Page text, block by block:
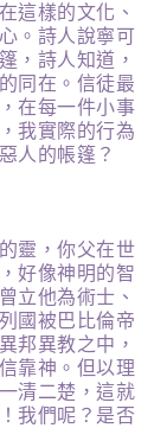
這樣的文化、
。詩人說寧可
，詩人知道，
同在。信徒最
在每一件小事
我實際的行為
人的帳篷？
靈，你父在世
好像神明的智
立他為術士、
國被巴比倫帝
邦異教之中，
靠神。但以理
清二楚，這就
我們呢？是否